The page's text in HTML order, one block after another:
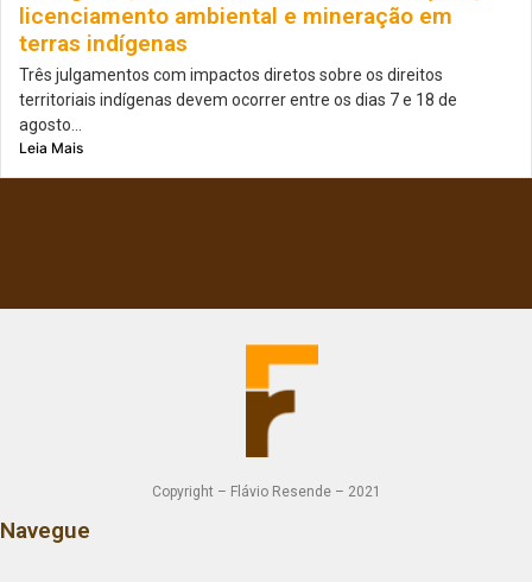
licenciamento ambiental e mineração em
terras indígenas
Três julgamentos com impactos diretos sobre os direitos
territoriais indígenas devem ocorrer entre os dias 7 e 18 de
agosto...
Leia Mais
Copyright – Flávio Resende – 2021
Navegue